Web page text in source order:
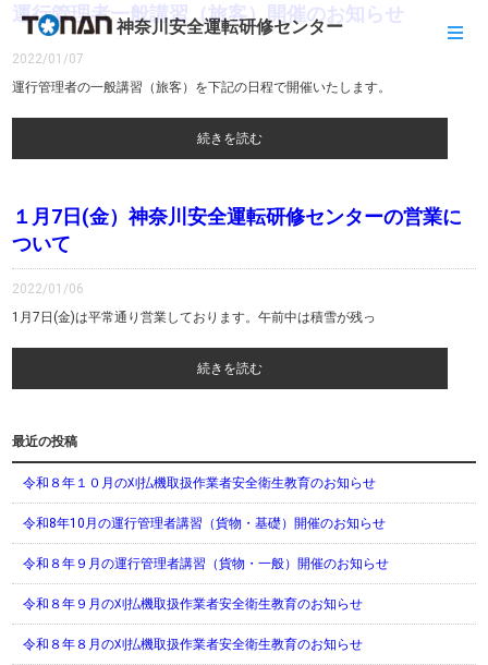
神奈川安全運転研修センター
運行管理者一般講習（旅客）開催のお知らせ
2022/01/07
運行管理者の一般講習（旅客）を下記の日程で開催いたします。
続きを読む
１月7日(金）神奈川安全運転研修センターの営業に
ついて
2022/01/06
1月7日(金)は平常通り営業しております。午前中は積雪が残っ
続きを読む
最近の投稿
令和８年１０月の刈払機取扱作業者安全衛生教育のお知らせ
令和8年10月の運行管理者講習（貨物・基礎）開催のお知らせ
令和８年９月の運行管理者講習（貨物・一般）開催のお知らせ
令和８年９月の刈払機取扱作業者安全衛生教育のお知らせ
令和８年８月の刈払機取扱作業者安全衛生教育のお知らせ